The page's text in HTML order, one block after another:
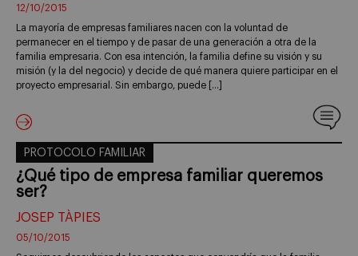
12/10/2015
La mayoría de empresas familiares nacen con la voluntad de
permanecer en el tiempo y de pasar de una generación a otra de la
familia empresaria. Con esa intención, la familia define su visión y su
misión (y la del negocio) y decide de qué manera quiere participar en el
proyecto empresarial. Sin embargo, puede […]
PROTOCOLO FAMILIAR
¿Qué tipo de empresa familiar queremos
ser?
JOSEP TÀPIES
05/10/2015